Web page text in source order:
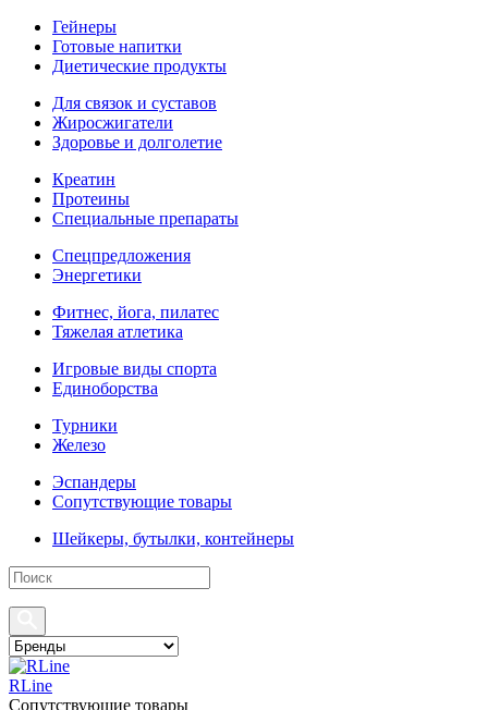
Гейнеры
Готовые напитки
Диетические продукты
Для связок и суставов
Жиросжигатели
Здоровье и долголетие
Креатин
Протеины
Специальные препараты
Спецпредложения
Энергетики
Фитнес, йога, пилатес
Тяжелая атлетика
Игровые виды спорта
Единоборства
Турники
Железо
Эспандеры
Сопутствующие товары
Шейкеры, бутылки, контейнеры
RLine
Сопутствующие товары